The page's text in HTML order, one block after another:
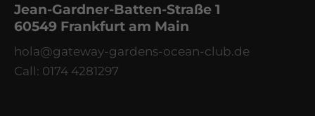
Jean-Gardner-Batten-Straße 1
60549 Frankfurt am Main
hola@gateway-gardens-ocean-club.de
Call: 0174 4281297